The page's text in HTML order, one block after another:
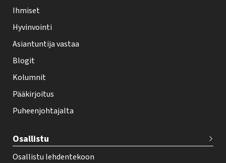
e
h
t
i
f
o
t
r
Ihmiset
Hyvinvointi
Asiantuntija vastaa
Blogit
Kolumnit
Pääkirjoitus
Puheenjohtajalta
Osallistu
Osallistu lehdentekoon